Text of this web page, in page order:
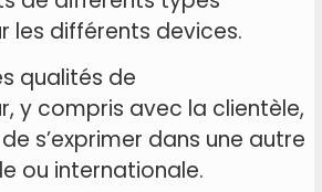
les différents devices.
qualités de
y compris avec la clientèle,
s’exprimer dans une autre
ou internationale.